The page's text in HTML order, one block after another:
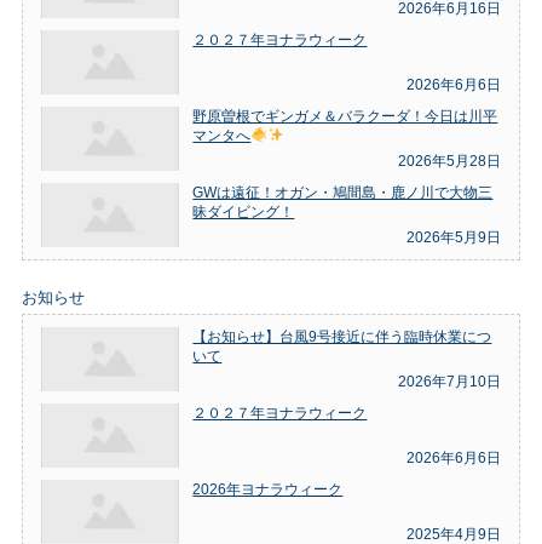
2026年6月16日
２０２７年ヨナラウィーク
2026年6月6日
野原曽根でギンガメ＆バラクーダ！今日は川平
マンタへ
2026年5月28日
GWは遠征！オガン・鳩間島・鹿ノ川で大物三
昧ダイビング！
2026年5月9日
お知らせ
【お知らせ】台風9号接近に伴う臨時休業につ
いて
2026年7月10日
２０２７年ヨナラウィーク
2026年6月6日
2026年ヨナラウィーク
2025年4月9日